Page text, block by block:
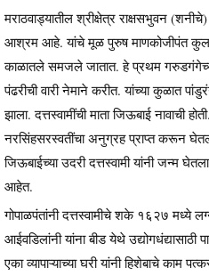
मराठवाड्यातील श्रीक्षेत्र राक्षसभुवन
आश्रम आहे. यांचे मूळ पुरुष माणकोजीपंत
काळातले समजले जातात. हे प्रथम
पंढरीची वारी नेमाने करीत. यांच्या कुळात
झाला. दत्तस्वामींची माता जिऊबाई नावाची
नरसिंहसरस्वतींचा अनुग्रह प्राप्त करून
जिऊबाईच्या उदरी दत्तस्वामी यांनी जन्म
आहेत.
गोपाळपंतांनी दत्तस्वामीचे शके १६२७ मध्ये
आईवडिलांनी यांना बीड येथे उद्योगधंद्यासाठी
एका व्यापाऱ्याच्या घरी यांनी हिशेबाचे काम